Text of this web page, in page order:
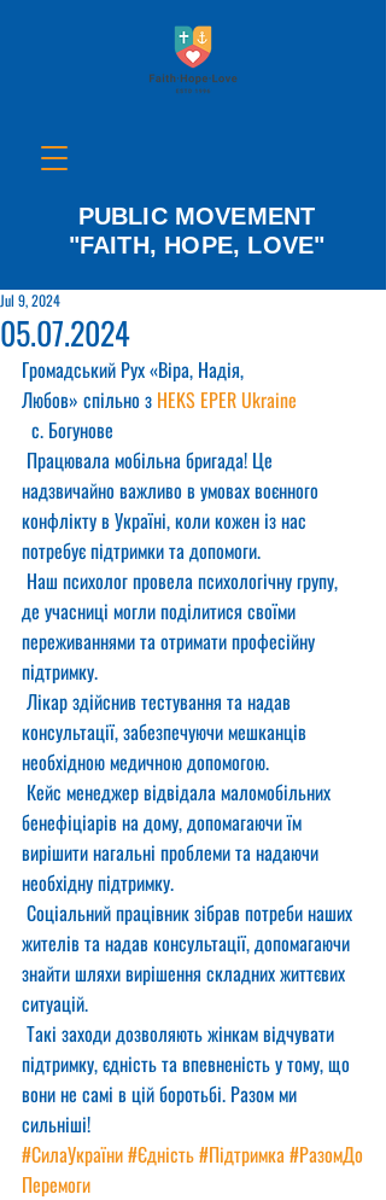
PUBLIC MOVEMENT
"FAITH, HOPE, LOVE"
05.07.2024
Jul 9, 2024
Громадський Рух «Віра, Надія,
Любов» спільно з HEKS EPER Ukraine
с. Богунове
Працювала мобільна бригада! Це
надзвичайно важливо в умовах воєнного
конфлікту в Україні, коли кожен із нас
потребує підтримки та допомоги.
Наш психолог провела психологічну групу,
де учасниці могли поділитися своїми
переживаннями та отримати професійну
підтримку.
Лікар здійснив тестування та надав
консультації, забезпечуючи мешканців
необхідною медичною допомогою.
Кейс менеджер відвідала маломобільних
бенефіціарів на дому, допомагаючи їм
вирішити нагальні проблеми та надаючи
необхідну підтримку.
Соціальний працівник зібрав потреби наших
жителів та надав консультації, допомагаючи
знайти шляхи вирішення складних життєвих
ситуацій.
Такі заходи дозволяють жінкам відчувати
підтримку, єдність та впевненість у тому, що
вони не самі в цій боротьбі. Разом ми
сильніші!
#СилаУкраїни#Єдність#Підтримка#РазомДо
Перемоги